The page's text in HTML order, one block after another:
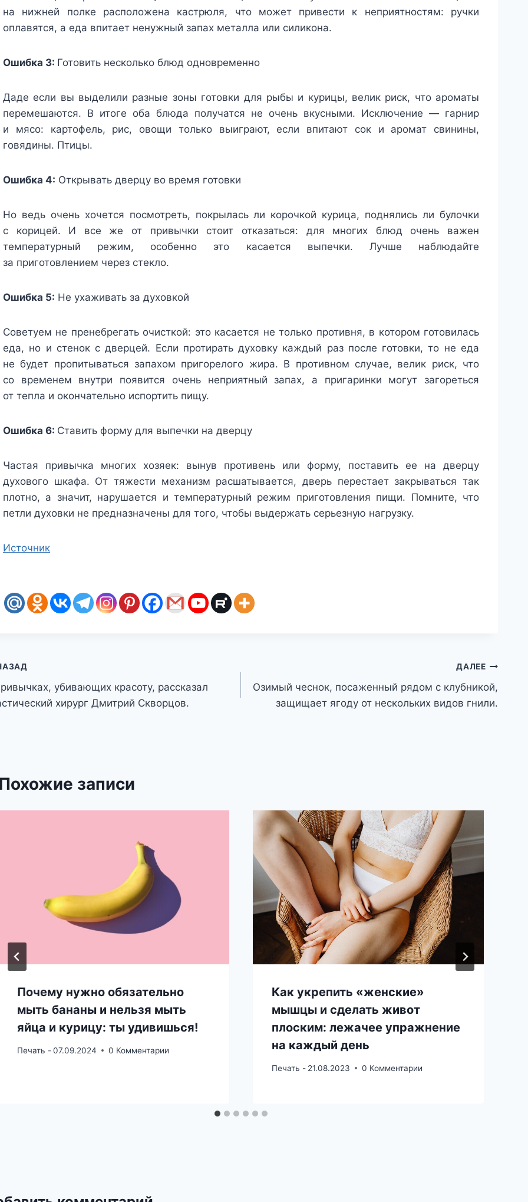
на нижней полке расположена кастрюля, что может привести к неприятностям: ручки
оплавятся, а еда впитает ненужный запах металла или силикона.
Ошибка 3: Готовить несколько блюд одновременно
Даде если вы выделили разные зоны готовки для рыбы и курицы, велик риск, что ароматы
перемешаются. В итоге оба блюда получатся не очень вкусными. Исключение — гарнир
и мясо: картофель, рис, овощи только выиграют, если впитают сок и аромат свинины,
говядины. Птицы.
Ошибка 4: Открывать дверцу во время готовки
Но ведь очень хочется посмотреть, покрылась ли корочкой курица, поднялись ли булочки
с корицей. И все же от привычки стоит отказаться: для многих блюд очень важен
температурный режим, особенно это касается выпечки. Лучше наблюдайте
за приготовлением через стекло.
Ошибка 5: Не ухаживать за духовкой
Советуем не пренебрегать очисткой: это касается не только противня, в котором готовилась
еда, но и стенок с дверцей. Если протирать духовку каждый раз после готовки, то не еда
не будет пропитываться запахом пригорелого жира. В противном случае, велик риск, что
со временем внутри появится очень неприятный запах, а пригаринки могут загореться
от тепла и окончательно испортить пищу.
Ошибка 6: Ставить форму для выпечки на дверцу
Частая привычка многих хозяек: вынув противень или форму, поставить ее на дверцу
духового шкафа. От тяжести механизм расшатывается, дверь перестает закрываться так
плотно, а значит, нарушается и температурный режим приготовления пищи. Помните, что
петли духовки не предназначены для того, чтобы выдержать серьезную нагрузку.
Источник
убивающих красоту, рассказал
хирург Дмитрий Скворцов.
ДАЛЕЕ
Озимый чеснок, посаженный рядом с клубникой,
защищает ягоду от нескольких видов гнили.
записи
Почему нужно обязательно
мыть бананы и нельзя мыть
яйца и курицу: ты удивишься!
Печать -07.09.2024 0 Комментарии
Как укрепить «женские»
мышцы и сделать живот
плоским: лежачее упражнение
на каждый день
Печать - 21.08.2023 0 Комментарии